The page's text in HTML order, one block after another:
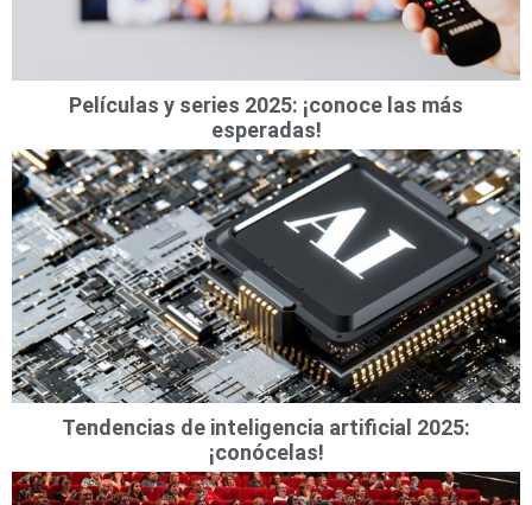
Películas y series 2025: ¡conoce las más
esperadas!
Tendencias de inteligencia artificial 2025:
¡conócelas!